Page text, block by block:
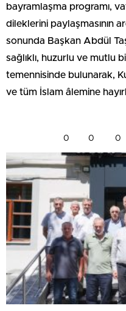
bayramlaşma programı,
dileklerini paylaşmasının
sonunda Başkan Abdül
sağlıklı, huzurlu ve mutlu
temennisinde bulunarak,
ve tüm İslam âlemine
0 0 0